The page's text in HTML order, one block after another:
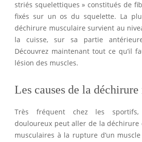
striés squelettiques » constitués de
fixés sur un os du squelette. La
déchirure musculaire survient au
la cuisse, sur sa partie
Découvrez maintenant tout ce qu’il
lésion des muscles.
Les causes de la
Très fréquent chez les sportifs,
douloureux peut aller de la déchirure
musculaires à la rupture d’un